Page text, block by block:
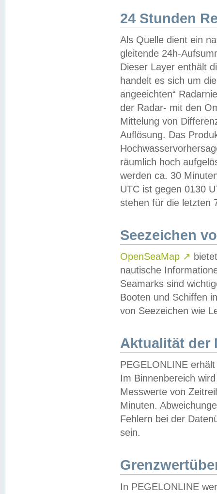
24 Stunden
Als Quelle dient ein
gleitende 24h-
Dieser Layer enthält
handelt es sich um
angeeichten“
der Radar- mit den
Mittelung von
Auflösung. Das
räumlich hoch
werden ca. 30
UTC ist gegen 0130
stehen für die letzten
Seezeichen
OpenSeaMap ↗
nautische
Seamarks sind
Booten und Schiffen
von Seezeichen wie
Aktualität der
PEGELONLINE
Im Binnenbereich
Messwerte von
Minuten.
Fehlern bei der
sein.
In PEGELONLINE